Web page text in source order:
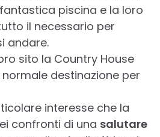
piscina e la loro
il necessario per
andare.
sito la Country House
normale destinazione per
interesse che la
confronti di una salutare